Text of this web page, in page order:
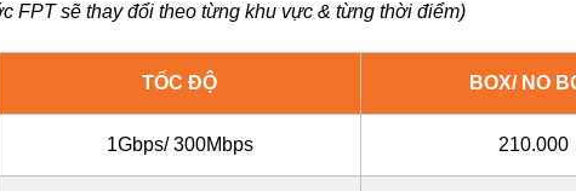
FPT sẽ thay đổi theo từng khu vực & từng thời điểm)
TỐC ĐỘ BOX/ NO
1Gbps/ 300Mbps 210.000